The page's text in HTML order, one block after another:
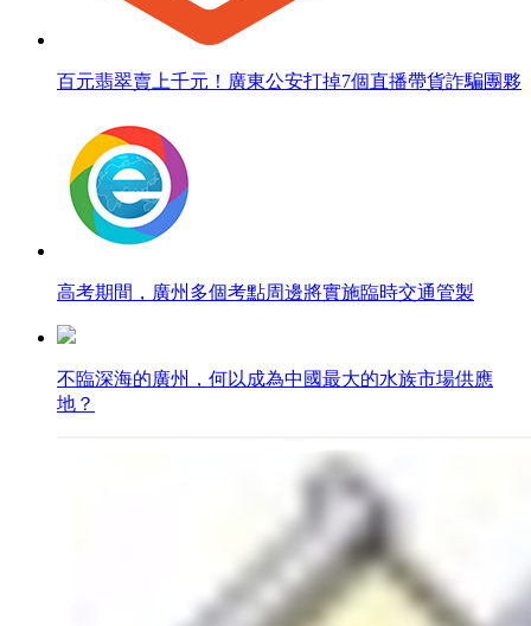
百元翡翠賣上千元！廣東公安打掉7個直播帶貨詐騙團夥
高考期間，廣州多個考點周邊將實施臨時交通管製
不臨深海的廣州，何以成為中國最大的水族市場供應
地？